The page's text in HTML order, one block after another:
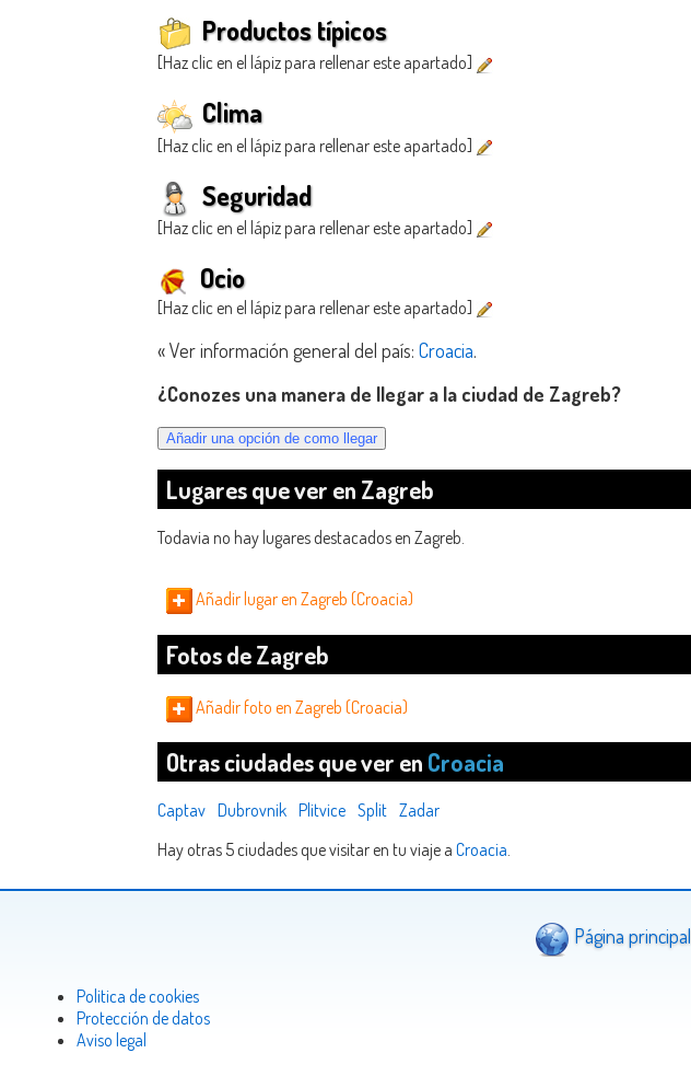
Productos típicos
[Haz clic en el lápiz para rellenar este apartado]
Clima
[Haz clic en el lápiz para rellenar este apartado]
Seguridad
[Haz clic en el lápiz para rellenar este apartado]
Ocio
[Haz clic en el lápiz para rellenar este apartado]
« Ver información general del país: Croacia.
¿Conozes una manera de llegar a la ciudad de Zagreb?
Lugares que ver en Zagreb
Todavia no hay lugares destacados en Zagreb.
Añadir lugar en Zagreb (Croacia)
Fotos de Zagreb
Añadir foto en Zagreb (Croacia)
Otras ciudades que ver en Croacia
Captav Dubrovnik Plitvice Split Zadar
Hay otras 5 ciudades que visitar en tu viaje a Croacia.
Página principal
Politica de cookies
Protección de datos
Aviso legal